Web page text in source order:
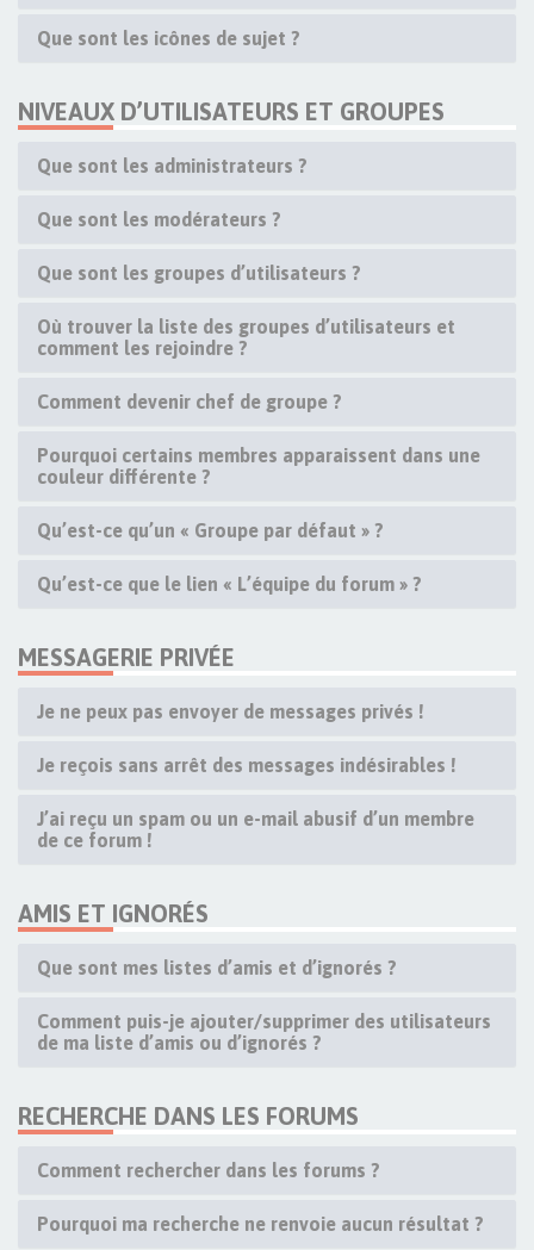
Que sont les icônes de sujet ?
NIVEAUX D’UTILISATEURS ET GROUPES
Que sont les administrateurs ?
Que sont les modérateurs ?
Que sont les groupes d’utilisateurs ?
Où trouver la liste des groupes d’utilisateurs et
comment les rejoindre ?
Comment devenir chef de groupe ?
Pourquoi certains membres apparaissent dans une
couleur différente ?
Qu’est-ce qu’un « Groupe par défaut » ?
Qu’est-ce que le lien « L’équipe du forum » ?
MESSAGERIE PRIVÉE
Je ne peux pas envoyer de messages privés !
Je reçois sans arrêt des messages indésirables !
J’ai reçu un spam ou un e-mail abusif d’un membre
de ce forum !
AMIS ET IGNORÉS
Que sont mes listes d’amis et d’ignorés ?
Comment puis-je ajouter/supprimer des utilisateurs
de ma liste d’amis ou d’ignorés ?
RECHERCHE DANS LES FORUMS
Comment rechercher dans les forums ?
Pourquoi ma recherche ne renvoie aucun résultat ?